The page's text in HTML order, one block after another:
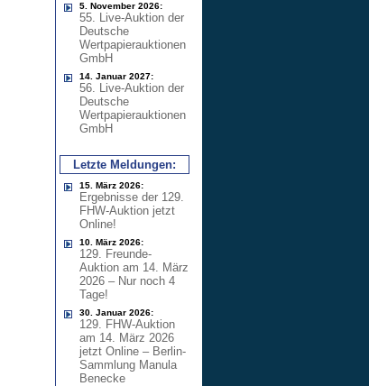
5. November 2026:
55. Live-Auktion der
Deutsche
Wertpapierauktionen
GmbH
14. Januar 2027:
56. Live-Auktion der
Deutsche
Wertpapierauktionen
GmbH
Letzte Meldungen:
15. März 2026:
Ergebnisse der 129.
FHW-Auktion jetzt
Online!
10. März 2026:
129. Freunde-
Auktion am 14. März
2026 – Nur noch 4
Tage!
30. Januar 2026:
129. FHW-Auktion
am 14. März 2026
jetzt Online – Berlin-
Sammlung Manula
Benecke